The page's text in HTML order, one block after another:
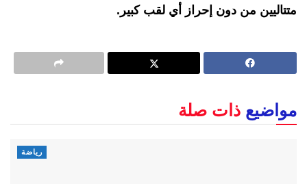
متتاليين من دون إحراز أي لقب كبير.
مواضيع ذات صلة
رياضة